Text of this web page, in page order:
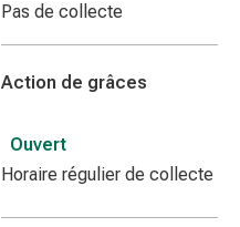
Pas de collecte
Action de grâces
Ouvert
Horaire régulier de collecte